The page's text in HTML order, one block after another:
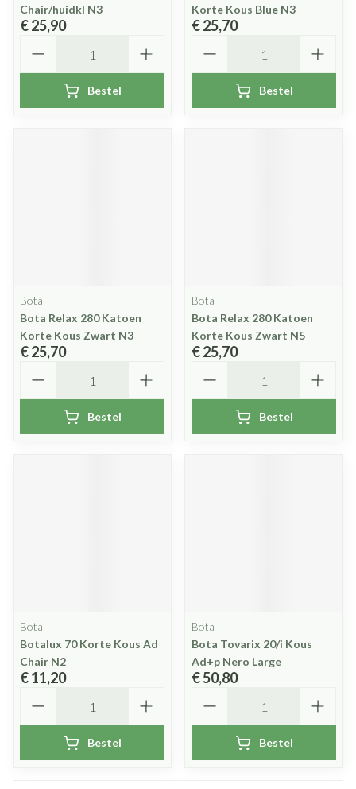
Chair/huidkl N3
€ 25,90
Bestel
Korte Kous Blue N3
€ 25,70
Bestel
Bota
Bota Relax 280 Katoen
Korte Kous Zwart N3
€ 25,70
Bestel
Bota
Bota Relax 280 Katoen
Korte Kous Zwart N5
€ 25,70
Bestel
Bota
Botalux 70 Korte Kous Ad
Chair N2
€ 11,20
Bestel
Bota
Bota Tovarix 20/i Kous
Ad+p Nero Large
€ 50,80
Bestel